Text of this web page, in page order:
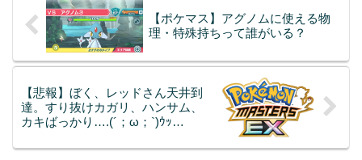
【ポケマス】アグノムに使える物
理・特殊持ちって誰がいる？
【悲報】ぼく、レッドさん天井到
達。すり抜けカガリ、ハンサム、
カキばっかり….(´；ω；`)ｳｯ…